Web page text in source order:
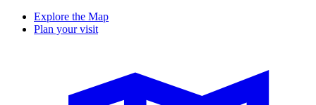
Explore the Map
Plan your visit